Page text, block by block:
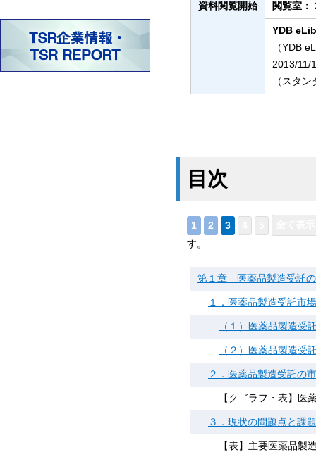
資料閲覧開始 閲覧室：
YDB
（YDB
2013/11/
（スタ
目次
す。
第１章 医薬品製造受託
１．医薬品製造受託市
（１）医薬品製造受
（２）医薬品製造受
２．医薬品製造受託の
【ク゛ラフ・表】医
３．現状の問題点と課題
【表】主要医薬品製